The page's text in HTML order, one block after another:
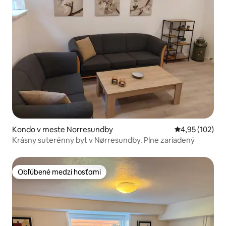
Kondo v meste Norresundby Priemerné
4,95 (102)
Krásny suterénny byt v Nørresundby. Plne zariadený
Obľúbené medzi hosťami
Obľúbené medzi hosťami